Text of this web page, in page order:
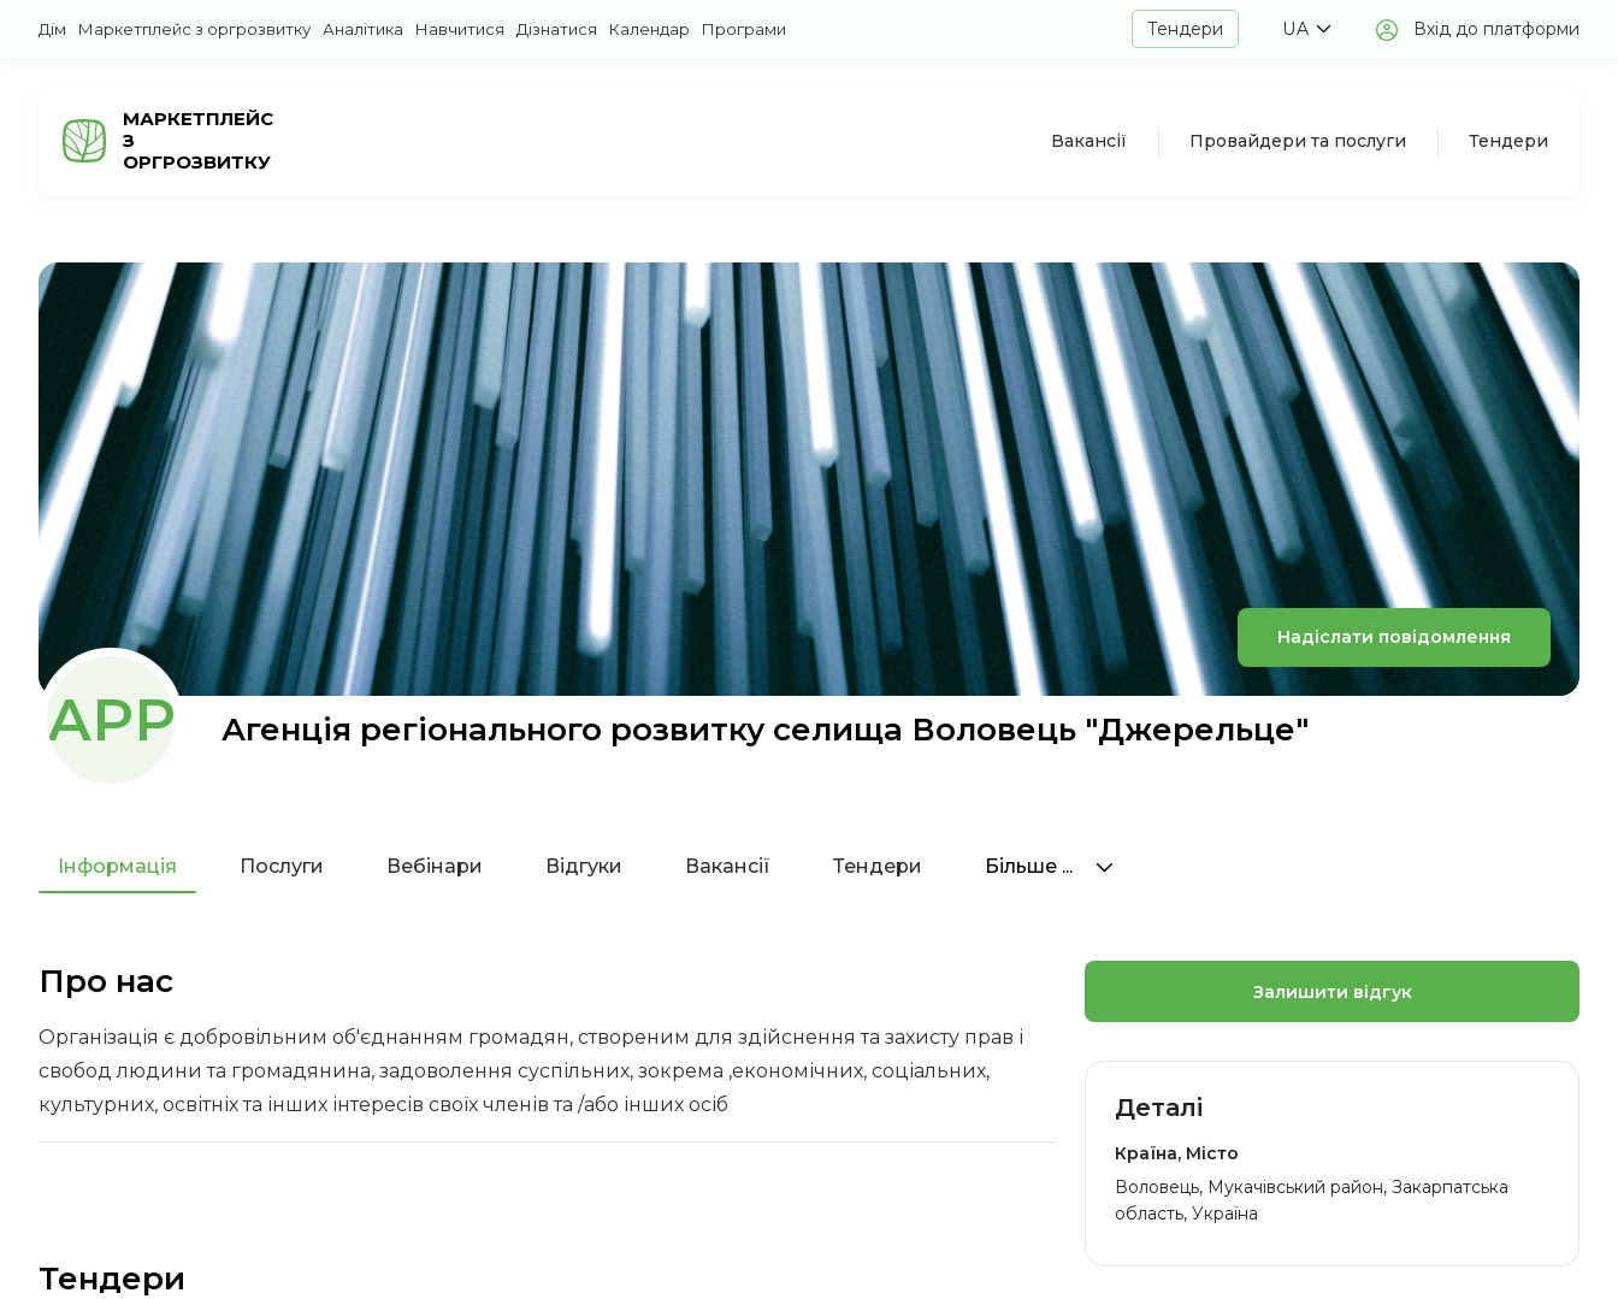
Дім Маркетплейс з оргрозвитку Аналітика Навчитися Дізнатися Календар Програми Тендери UA Вхід до платформи
МАРКЕТПЛЕЙС
З
ОРГРОЗВИТКУ
Вакансії Провайдери та послуги Тендери
Надіслати повідомлення
АРР Агенція регіонального розвитку селища Воловець "Джерельце"
Інформація Послуги Вебінари Відгуки Вакансії Тендери Більше ...
Про нас
Організація є добровільним об'єднанням громадян, створеним для здійснення та захисту прав і
свобод людини та громадянина, задоволення суспільних, зокрема ,економічних, соціальних,
культурних, освітніх та інших інтересів своїх членів та /або інших осіб
Тендери
Залишити відгук
Деталі
Країна, Місто
Воловець, Мукачівський район, Закарпатська
область, Україна